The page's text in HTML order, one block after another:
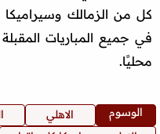
كل من الزمالك وسيراميكا
في جميع المباريات
محليًا.
الوسوم الاهلي